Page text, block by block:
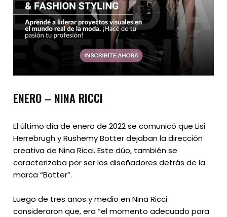
ENERO – NINA RICCI
El último día de enero de 2022 se comunicó que Lisi
Herrebrugh y Rushemy Botter dejaban la dirección
creativa de Nina Ricci. Este dúo, también se
caracterizaba por ser los diseñadores detrás de la
marca “Botter”.
Luego de tres años y medio en Nina Ricci
consideraron que, era “el momento adecuado para